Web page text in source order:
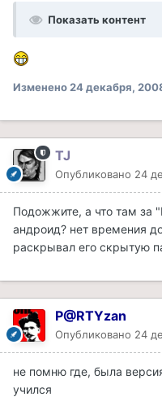
Показать контент
Изменено 24 декабря,
TJ
Опубликовано 24
Подожжите, а что там за
андроид? нет времения
раскрывал его скрытую
P@RTYzan
Опубликовано 24
не помню где, была
учился